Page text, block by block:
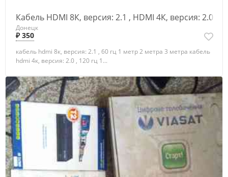
Кабель HDMI 8К, версия: 2.1 , HDMI 4К, версия: 2.0
Донецк
₽ 350
кабель hdmi 8к, версия: 2.1 , 60 гц 1 метр 2 метра 3 метра кабель
hdmi 4к, версия: 2.0 , 120 гц 1...